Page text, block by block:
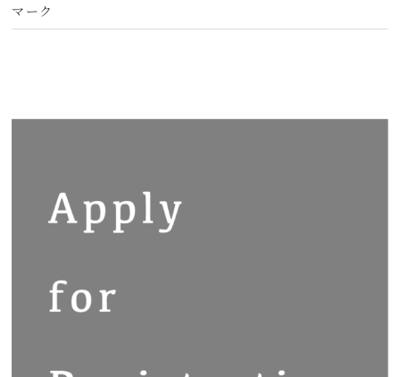
マーク